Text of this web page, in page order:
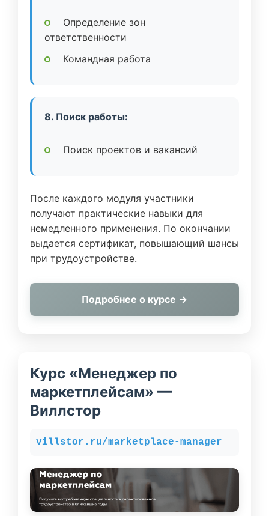
Определение зон
ответственности
Командная работа
8. Поиск работы:
Поиск проектов и вакансий
После каждого модуля участники
получают практические навыки для
немедленного применения. По окончании
выдается сертификат, повышающий шансы
при трудоустройстве.
Подробнее о курсе →
Курс «Менеджер по
маркетплейсам» —
Виллстор
villstor.ru/marketplace-manager